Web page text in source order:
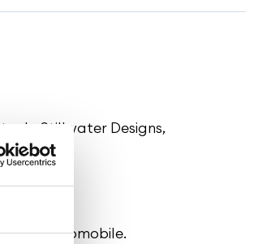
de Stillwater Designs,
mașini.
automobile.